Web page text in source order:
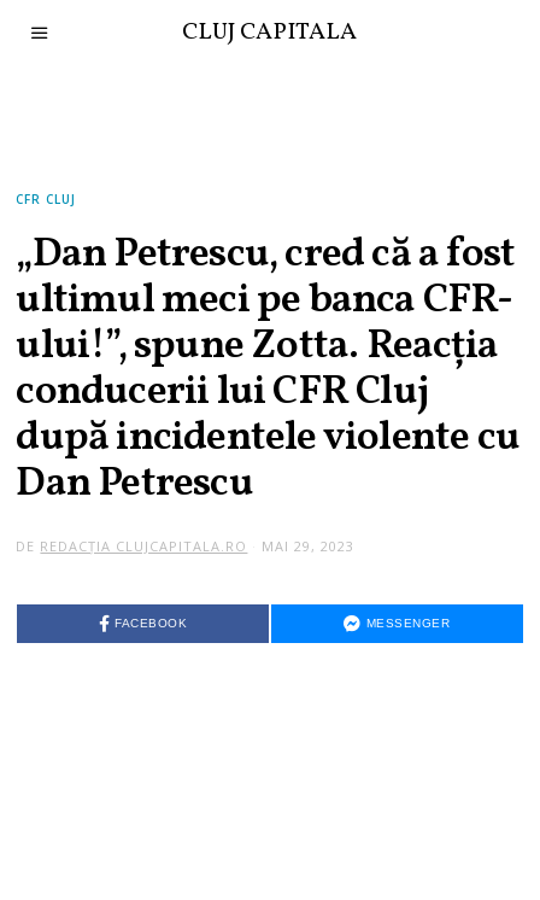
CLUJ CAPITALA
CFR CLUJ
„Dan Petrescu, cred că a fost
ultimul meci pe banca CFR-
ului!”, spune Zotta. Reacția
conducerii lui CFR Cluj
după incidentele violente cu
Dan Petrescu
DE REDACȚIA CLUJCAPITALA.RO MAI 29, 2023
FACEBOOK MESSENGER